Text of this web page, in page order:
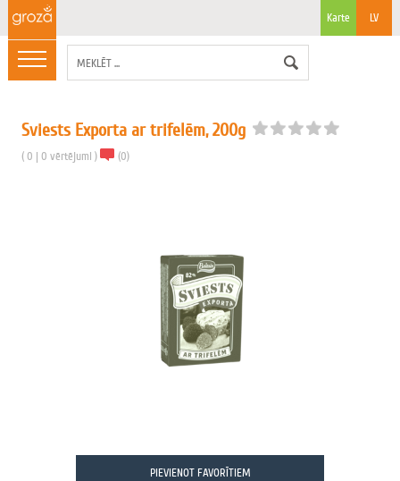
LV
Karte
Sviests Exporta ar trifelēm, 200g
( 0 | 0 vērtējumi ) (0)
PIEVIENOT FAVORĪTIEM